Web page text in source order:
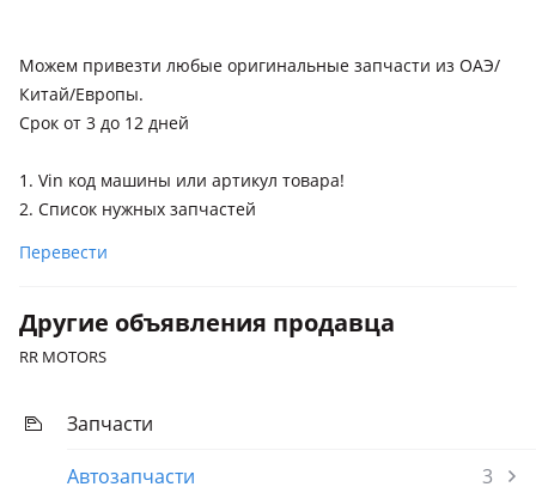
Можем привезти любые оригинальные запчасти из ОАЭ/
Китай/Европы.
Срок от 3 до 12 дней
1. Vin код машины или артикул товара!
2. Список нужных запчастей
Перевести
Другие объявления продавца
RR MOTORS
Запчасти
Автозапчасти
3